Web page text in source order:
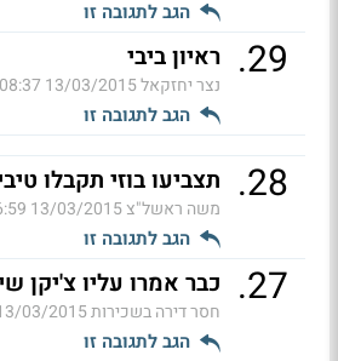
הגב לתגובה זו
29
. ראיון ביבי
נצר יחזקאל13/03/2015 08:37
הגב לתגובה זו
28
. תצביעו בוזי תקבלו
משה ראשל"צ13/03/2015 06:59
הגב לתגובה זו
27
. כבר אמרו עליו צ'יקן
חסר דירה בשכירות03/2015 00:47
הגב לתגובה זו